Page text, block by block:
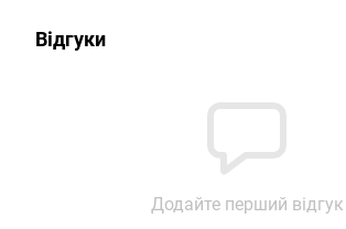
Відгуки
Додайте перший відгук